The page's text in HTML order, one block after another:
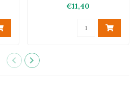
€11,40